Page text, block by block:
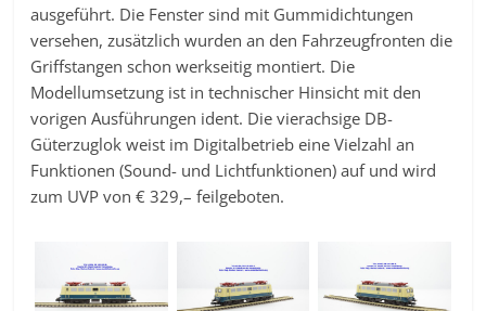
ausgeführt. Die Fenster sind mit Gummidichtungen
versehen, zusätzlich wurden an den Fahrzeugfronten die
Griffstangen schon werkseitig montiert. Die
Modellumsetzung ist in technischer Hinsicht mit den
vorigen Ausführungen ident. Die vierachsige DB-
Güterzuglok weist im Digitalbetrieb eine Vielzahl an
Funktionen (Sound- und Lichtfunktionen) auf und wird
zum UVP von € 329,– feilgeboten.